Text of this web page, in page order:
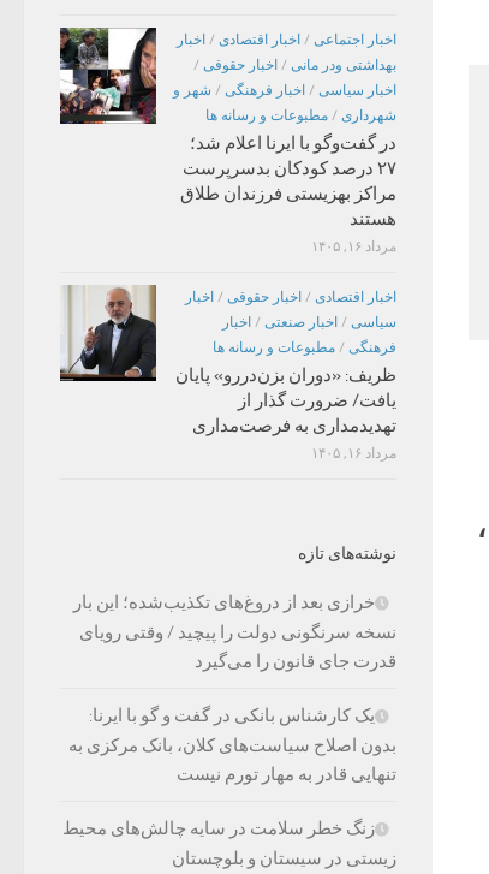
جلسات انجمن ادبی در منزل شخصی از سال ۱۳۳۹،
اخبار اجتماعی / اخبار اقتصادی / اخبار
بهداشتی ودر مانی / اخبار حقوقی /
اخبار سیاسی / اخبار فرهنگی / شهر و
شهرداری / مطبوعات و رسانه ها
در گفت‌وگو با ایرنا اعلام شد؛
۲۷ درصد کودکان بدسرپرست
مراکز بهزیستی فرزندان طلاق
هستند
مرداد ۱۶, ۱۴۰۵
اخبار اقتصادی / اخبار حقوقی / اخبار
سیاسی / اخبار صنعتی / اخبار
فرهنگی / مطبوعات و رسانه ها
ظریف: «دوران بزن‌دررو» پایان
یافت/ ضرورت گذار از
تهدیدمداری به فرصت‌مداری
مرداد ۱۶, ۱۴۰۵
نوشته‌های تازه
خرازی بعد از دروغ‌های تکذیب‌شده؛ این بار
نسخه سرنگونی دولت را پیچید / وقتی رویای
قدرت جای قانون را می‌گیرد
یک کارشناس بانکی در گفت و گو با ایرنا:
بدون اصلاح سیاست‌های کلان، بانک مرکزی به
تنهایی قادر به مهار تورم نیست
زنگ خطر سلامت در سایه چالش‌های محیط
زیستی در سیستان و بلوچستان